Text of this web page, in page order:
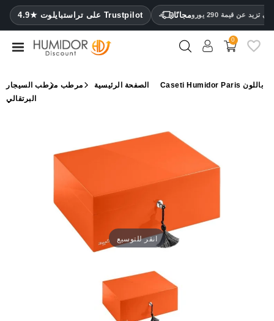
4.9★ على تراستبايلوت Trustpilot مجانًا عن قيمة 290 يورو CATEGORY
مرطب
خزائن
ترطيب
0
الصفحة الرئيسية مرطب مرطب السيجار Caseti Humidor Paris باللون
البرتقالي
انقر للتوسيع